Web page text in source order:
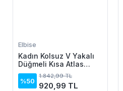
Elbise
Kadın Kolsuz V Yakalı
Düğmeli Kısa Atlas
Elbise
%50
1.842,99 TL
920,99 TL